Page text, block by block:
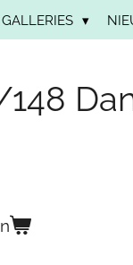
148